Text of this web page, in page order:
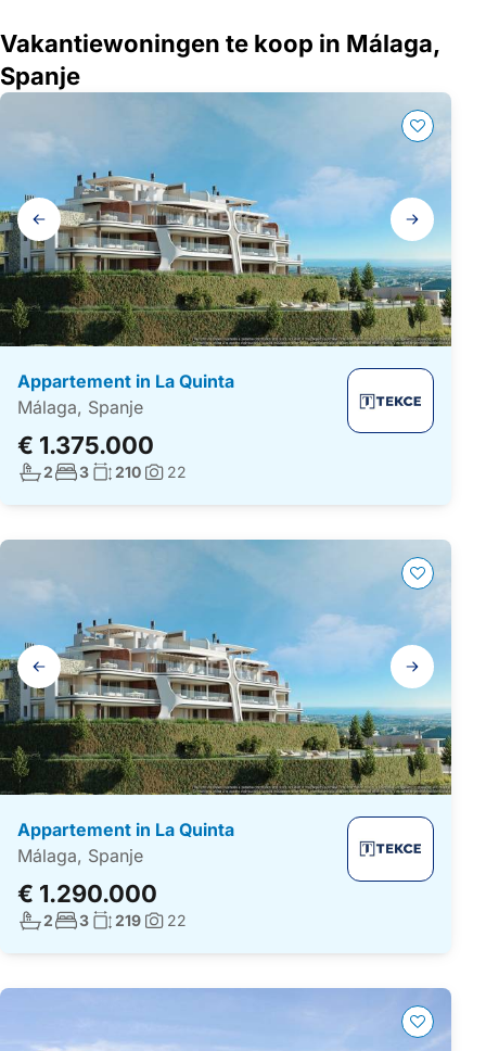
Vakantiewoningen te koop in Málaga,
Spanje
Galerij
navigatie
Appartement in La Quinta
Málaga, Spanje
€ 1.375.000
Aantal badkamers:
2Aantal slaapkamers:
3Woonoppervlakte:
210Foto's:
22
Galerij
navigatie
Appartement in La Quinta
Málaga, Spanje
€ 1.290.000
Aantal badkamers:
2Aantal slaapkamers:
3Woonoppervlakte:
219Foto's:
22